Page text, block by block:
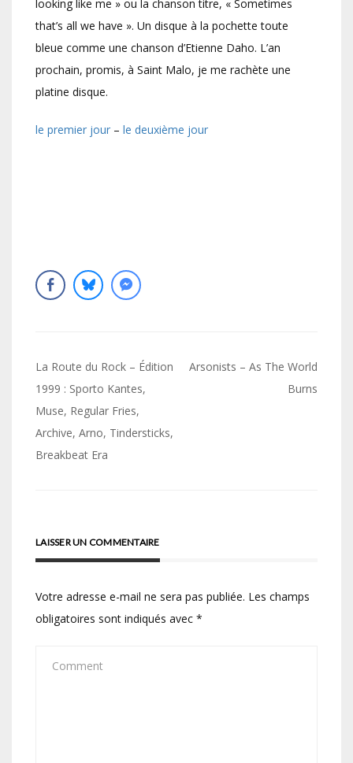
looking like me » ou la chanson titre, « Sometimes
that’s all we have ». Un disque à la pochette toute
bleue comme une chanson d’Etienne Daho. L’an
prochain, promis, à Saint Malo, je me rachète une
platine disque.
le premier jour – le deuxième jour
Navigation
de
l’article
La Route du Rock – Édition
1999 : Sporto Kantes,
Muse, Regular Fries,
Archive, Arno, Tindersticks,
Breakbeat Era
Arsonists – As The World
Burns
LAISSER UN COMMENTAIRE
Votre adresse e-mail ne sera pas publiée. Les champs
obligatoires sont indiqués avec *